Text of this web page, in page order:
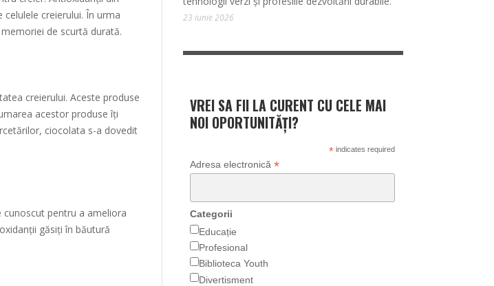
creierului. În urma
de scurtă durată.
creierului. Aceste produse
acestor produse îți
ciocolata s-a dovedit
cunoscut pentru a ameliora
găsiți în băutură
23 iunie 2026
VREI SA FII LA CURENT CU CELE MAI
NOI OPORTUNITĂȚI?
*indicates required
Adresa electronică *
Categorii
Educație
Profesional
Biblioteca Youth
Divertisment